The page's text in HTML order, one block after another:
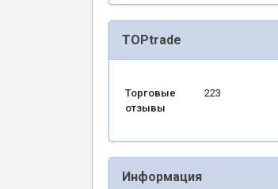
TOPtrade
Торговые
отзывы
223
Информация